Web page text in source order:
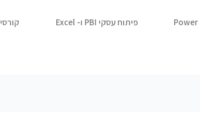
פיתוח עסקי PBI ו- Excel קורסי Sql